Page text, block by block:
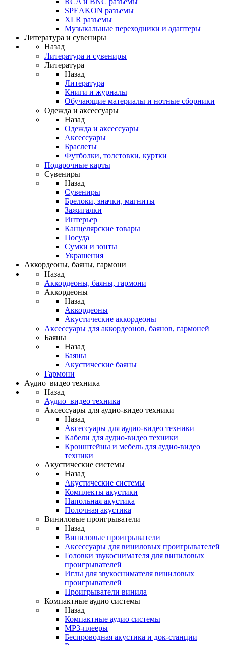
SPEAKON разъемы
XLR разъемы
Музыкальные переходники и адаптеры
Литература и сувениры
Назад
Литература и сувениры
Литература
Назад
Литература
Книги и журналы
Обучающие материалы и нотные сборники
Одежда и аксессуары
Назад
Одежда и аксессуары
Аксессуары
Браслеты
Футболки, толстовки, куртки
Подарочные карты
Сувениры
Назад
Сувениры
Брелоки, значки, магниты
Зажигалки
Интерьер
Канцелярские товары
Посуда
Сумки и зонты
Украшения
Аккордеоны, баяны, гармони
Назад
Аккордеоны, баяны, гармони
Аккордеоны
Назад
Аккордеоны
Акустические аккордеоны
Аксессуары для аккордеонов, баянов, гармоней
Баяны
Назад
Баяны
Акустические баяны
Гармони
Аудио–видео техника
Назад
Аудио–видео техника
Аксессуары для аудио-видео техники
Назад
Аксессуары для аудио-видео техники
Кабели для аудио-видео техники
Кронштейны и мебель для аудио-видео
техники
Акустические системы
Назад
Акустические системы
Комплекты акустики
Напольная акустика
Полочная акустика
Виниловые проигрыватели
Назад
Виниловые проигрыватели
Аксессуары для виниловых проигрывателей
Головки звукоснимателя для виниловых
проигрывателей
Иглы для звукоснимателя виниловых
проигрывателей
Проигрыватели винила
Компактные аудио системы
Назад
Компактные аудио системы
MP3-плееры
Беспроводная акустика и док-станции